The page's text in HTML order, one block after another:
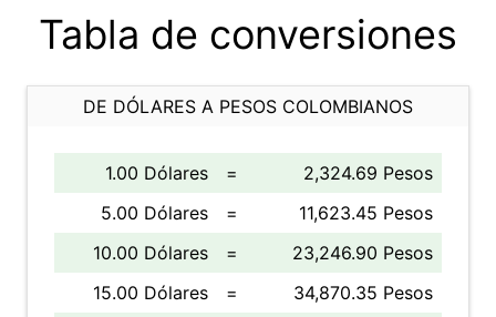
Tabla de conversiones
DE DÓLARES A PESOS COLOMBIANOS
1.00 Dólares =
2,324.69 Pesos
5.00 Dólares
=
11,623.45 Pesos
10.00 Dólares
=
23,246.90 Pesos
15.00 Dólares
=
34,870.35 Pesos